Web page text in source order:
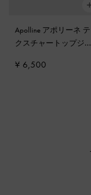
Apolline アポリーネ テ
クスチャートップジッ
ピンク
¥ 6,500